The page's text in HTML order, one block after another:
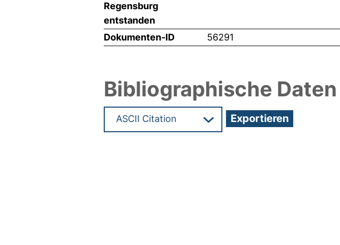
Regensburg
entstanden
Dokumenten-ID 56291
Bibliographische